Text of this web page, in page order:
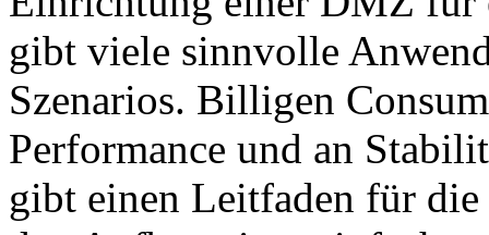
gibt viele sinnvolle
Szenarios. Billigen
Performance und an
gibt einen Leitfaden für